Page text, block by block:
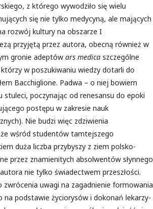
z którego wywodziło się wielu
się nie tylko medycyną, ale mających
rozwój kultury na obszarze I
przyjętą przez autora, obecną również w
gronie adeptów ars medica szczególne
w poszukiwaniu wiedzy dotarli do
Bacchiglione. Padwa – o niej bowiem
stuleci, poczynając od renesansu do epoki
postępu w zakresie nauk
Nie budzi więc zdziwienia
wśród studentów tamtejszego
duża liczba przybyszy z ziem polsko-
przez znamienitych absolwentów słynnego
nie tylko świadectwem przeszłości.
uwagi na zagadnienie formowania
podstawie życiorysów i dokonań lekarzy-